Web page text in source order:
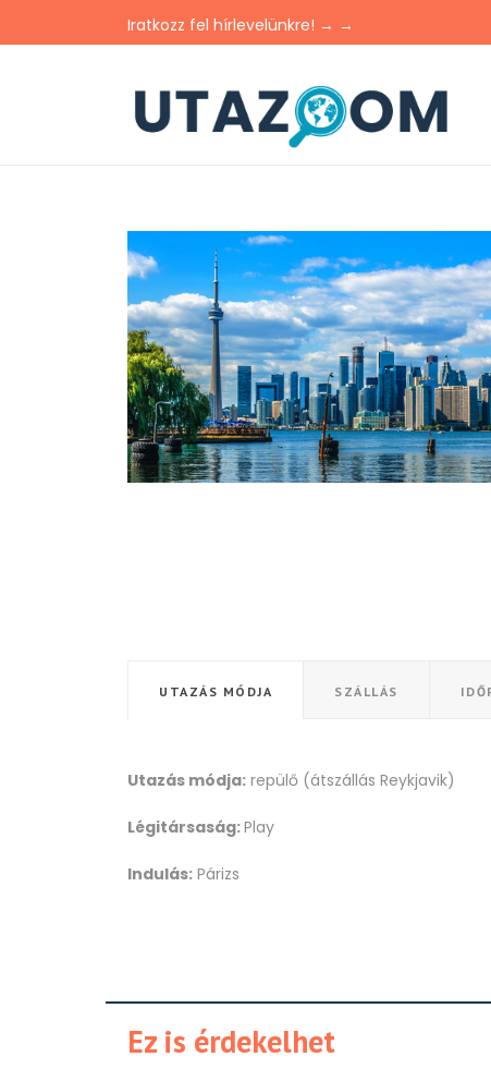
Iratkozz fel hírlevelünkre! → →
UTAZÁS MÓDJA SZÁLLÁS
Utazás módja: repülő (átszállás Reykjavik)
Légitársaság:Play
Indulás: Párizs
Ez is érdekelhet